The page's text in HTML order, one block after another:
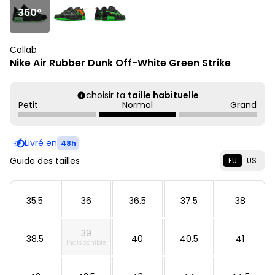
360°
Collab
Nike Air Rubber Dunk Off-White Green Strike
choisir ta taille habituelle
Petit
Normal Grand
Livré en 48h
Guide des tailles EU US
35.5 36 36.5 37.5 38
38.5 39
Indisponible 40 40.5 41